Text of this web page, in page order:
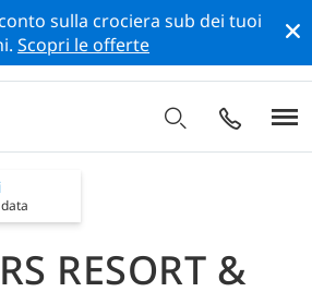
sulla crociera sub dei tuoi
Scopri le offerte
RESORT &